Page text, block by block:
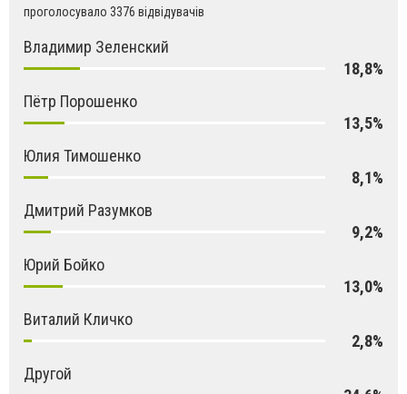
проголосувало 3376 відвідувачів
Владимир Зеленский
18,8%
Пётр Порошенко
13,5%
Юлия Тимошенко
8,1%
Дмитрий Разумков
9,2%
Юрий Бойко
13,0%
Виталий Кличко
2,8%
Другой